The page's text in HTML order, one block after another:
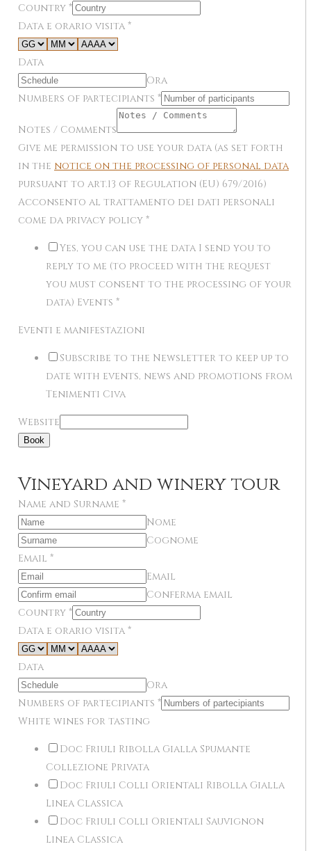
Country *
Data e orario visita *
Data
Ora
Numbers of partecipiants *
Notes / Comments
Give me permission to use your data (as set forth
in the notice on the processing of personal data
pursuant to art.13 of Regulation (EU) 679/2016)
Acconsento al trattamento dei dati personali
come da privacy policy *
Yes, you can use the data I send you to
reply to me (to proceed with the request
you must consent to the processing of your
data) Events *
Eventi e manifestazioni
Subscribe to the Newsletter to keep up to
date with events, news and promotions from
Tenimenti Civa
Website
Book
Vineyard and winery tour
Name and Surname *
Nome
Cognome
Email *
Email
Conferma email
Country *
Data e orario visita *
Data
Ora
Numbers of partecipiants *
White wines for tasting
Doc Friuli Ribolla Gialla Spumante
Collezione Privata
Doc Friuli Colli Orientali Ribolla Gialla
Linea Classica
Doc Friuli Colli Orientali Sauvignon
Linea Classica